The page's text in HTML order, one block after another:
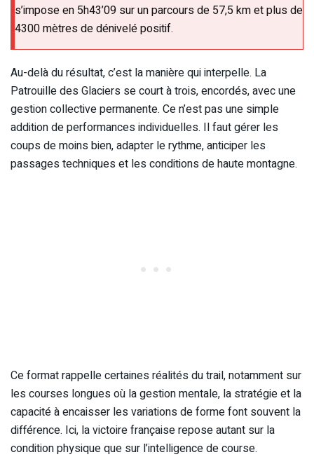
s’impose en 5h43’09 sur un parcours de 57,5 km et plus de
4300 mètres de dénivelé positif.
Au-delà du résultat, c’est la manière qui interpelle. La
Patrouille des Glaciers se court à trois, encordés, avec une
gestion collective permanente. Ce n’est pas une simple
addition de performances individuelles. Il faut gérer les
coups de moins bien, adapter le rythme, anticiper les
passages techniques et les conditions de haute montagne.
Ce format rappelle certaines réalités du trail, notamment sur
les courses longues où la gestion mentale, la stratégie et la
capacité à encaisser les variations de forme font souvent la
différence. Ici, la victoire française repose autant sur la
condition physique que sur l’intelligence de course.